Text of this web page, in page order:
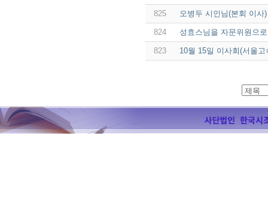
825 오병두 시인님(본회 이사
824 성효스님을 자문위원으
823 10월 15일 이사회(서울